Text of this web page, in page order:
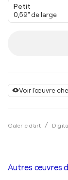
Voir l'œuvre
Galerie d'art
Petit
0,59" de large
Autres œuvres